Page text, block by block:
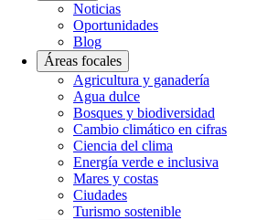
Noticias
Oportunidades
Blog
Áreas focales
Agricultura y ganadería
Agua dulce
Bosques y biodiversidad
Cambio climático en cifras
Ciencia del clima
Energía verde e inclusiva
Mares y costas
Ciudades
Turismo sostenible